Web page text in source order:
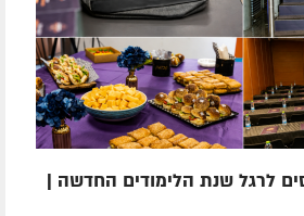
לרגל שנת הלימודים החדשה |